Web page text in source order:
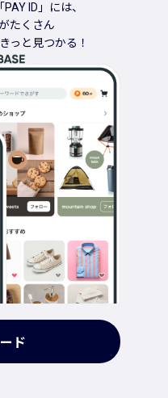
ID」には、
たくさん
っと見つかる！
ド